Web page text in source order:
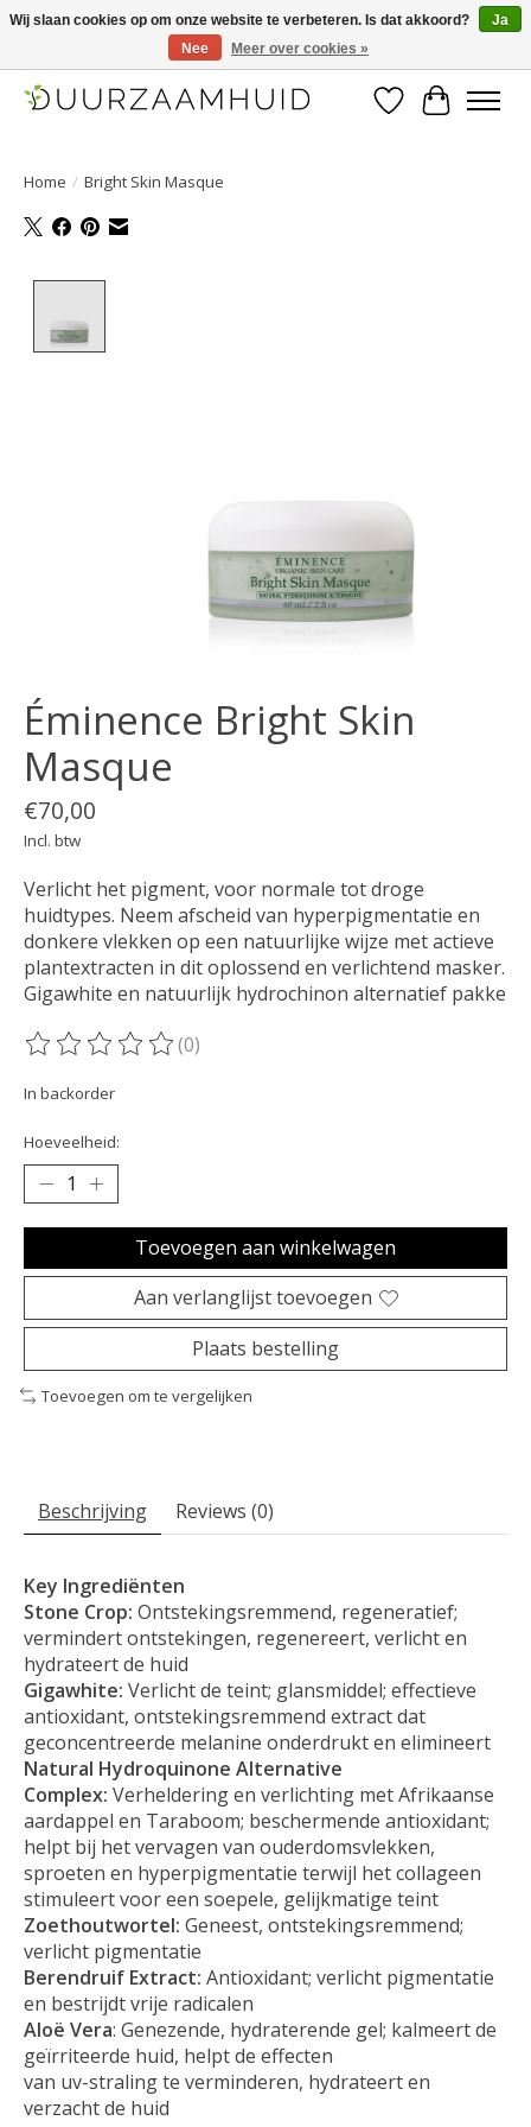
Duurzaamhuid, uw duurzame weg naar een mooie, gezonde huid.
Verlanglijst
Home / Bright Skin Masque
Éminence Bright Skin
Masque
€70,00
Incl. btw
Verlicht het pigment, voor normale tot droge
huidtypes. Neem afscheid van hyperpigmentatie en
donkere vlekken op een natuurlijke wijze met actieve
plantextracten in dit oplossend en verlichtend masker.
Gigawhite en natuurlijk hydrochinon alternatief pakke
De beoordeling van dit product is
(0)
In backorder
Hoeveelheid:
Toevoegen aan winkelwagen
Aan verlanglijst toevoegen
Plaats bestelling
Toevoegen om te vergelijken
Beschrijving Reviews (0)
Key Ingrediënten
Stone Crop: Ontstekingsremmend, regeneratief;
vermindert ontstekingen, regenereert, verlicht en
hydrateert de huid
Gigawhite: Verlicht de teint; glansmiddel; effectieve
antioxidant, ontstekingsremmend extract dat
geconcentreerde melanine onderdrukt en elimineert
Natural Hydroquinone Alternative
Complex: Verheldering en verlichting met Afrikaanse
aardappel en Taraboom; beschermende antioxidant;
helpt bij het vervagen van ouderdomsvlekken,
sproeten en hyperpigmentatie terwijl het collageen
stimuleert voor een soepele, gelijkmatige teint
Zoethoutwortel: Geneest, ontstekingsremmend;
verlicht pigmentatie
Berendruif Extract: Antioxidant; verlicht pigmentatie
en bestrijdt vrije radicalen
Aloë Vera: Genezende, hydraterende gel; kalmeert de
geïrriteerde huid, helpt de effecten
van uv-straling te verminderen, hydrateert en
verzacht de huid
Wij slaan cookies op om onze website te verbeteren. Is dat akkoord?
Ja
Nee
Meer over cookies »